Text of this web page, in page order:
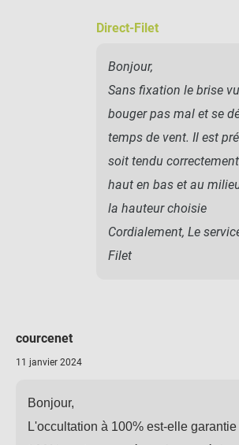
Direct-Filet
Bonjour,
Sans fixation le brise
bouger pas mal et se
temps de vent. Il est
soit tendu
haut en bas et au
la hauteur choisie
Cordialement, Le
Filet
courcenet
11 janvier 2024
Bonjour,
L'occultation à 100% est-elle